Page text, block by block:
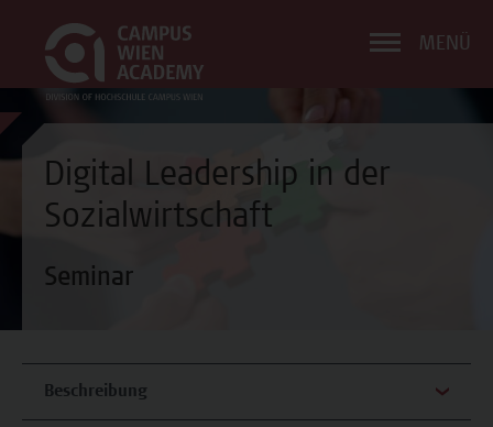
MENÜ
Digital Leadership in der
Sozialwirtschaft
Seminar
Beschreibung